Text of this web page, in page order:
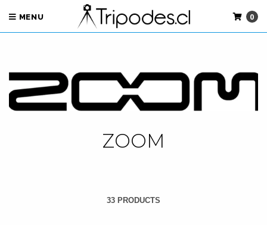
MENU 0
ZOOM
33 PRODUCTS